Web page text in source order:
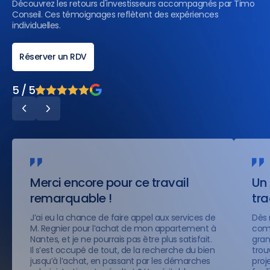
Découvrez les retours d'investisseurs accompagnés par Timo
Conseil. Ces témoignages reflètent des expériences
individuelles.
Réserver un RDV
5 / 5
Merci encore pour ce travail
remarquable !
J’ai eu la chance de faire appel aux services de
M. Regnier pour l’achat de mon appartement à
Nantes, et je ne pourrais pas être plus satisfait.
Il s’est occupé de tout, de la recherche du bien
jusqu’à l’achat, en passant par les démarches